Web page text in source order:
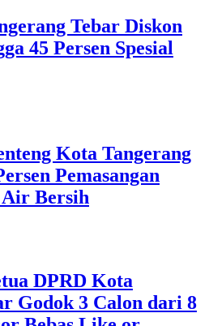
Tebar Diskon
45 Persen Spesial
Kota Tangerang
Pemasangan
Air Bersih
DPRD Kota
Godok 3 Calon dari 8